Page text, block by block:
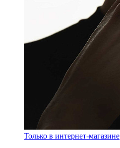
Только в интернет-магазине